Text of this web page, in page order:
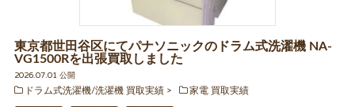
東京都世田谷区にてパナソニックのドラム式洗濯機 NA-
VG1500Rを出張買取しました
2026.07.01 公開
ドラム式洗濯機/洗濯機 買取実績
家電 買取実績